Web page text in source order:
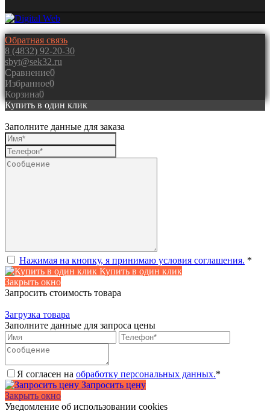
Обратная связь
8 (4832) 92-20-30
sbyt@sek32.ru
Сравнение0
Избранное0
Корзина0
Купить в один клик
Заполните данные для заказа
Нажимая на кнопку, я принимаю условия соглашения. *
Купить в один клик
Закрыть окно
Запросить стоимость товара
Загрузка товара
Заполните данные для запроса цены
Я согласен на обработку персональных данных.*
Запросить цену
Закрыть окно
Уведомление об использовании cookies